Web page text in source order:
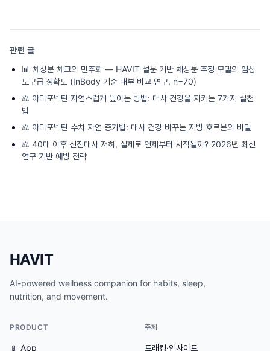
관련 글
📊 체성분 체크의 민주화 — HAVIT 설문 기반 체성분 추정 모델의 임상
도구급 정확도 (InBody 기준 내부 비교 연구, n=70)
⚖️ 아디포넥틴 자연스럽게 높이는 방법: 대사 건강을 지키는 7가지 실천
법
⚖️ 아디포넥틴 수치 자연 증가법: 대사 건강 바꾸는 지방 호르몬의 비밀
⚖️ 40대 이후 신진대사 저하, 실제로 언제부터 시작될까? 2026년 최신
연구 기반 예방 전략
HAVIT
AI-powered wellness companion for habits, sleep,
nutrition, and movement.
PRODUCT
📱 App
주제
트래킹·인사이트